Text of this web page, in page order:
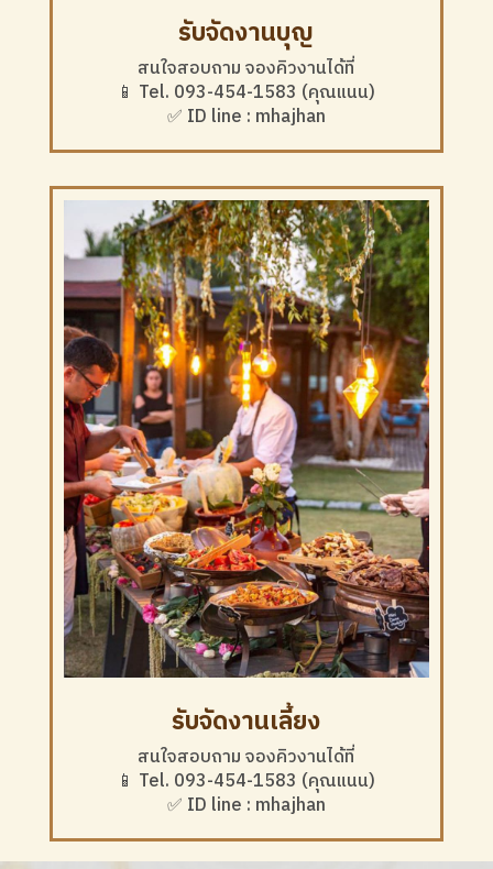
รับจัดงานบุญ
สนใจสอบถาม จองคิวงานได้ที่
📱 Tel. 093-454-1583 (คุณแนน)
✅ ID line : mhajhan
รับจัดงานเลี้ยง
สนใจสอบถาม จองคิวงานได้ที่
📱 Tel. 093-454-1583 (คุณแนน)
✅ ID line : mhajhan